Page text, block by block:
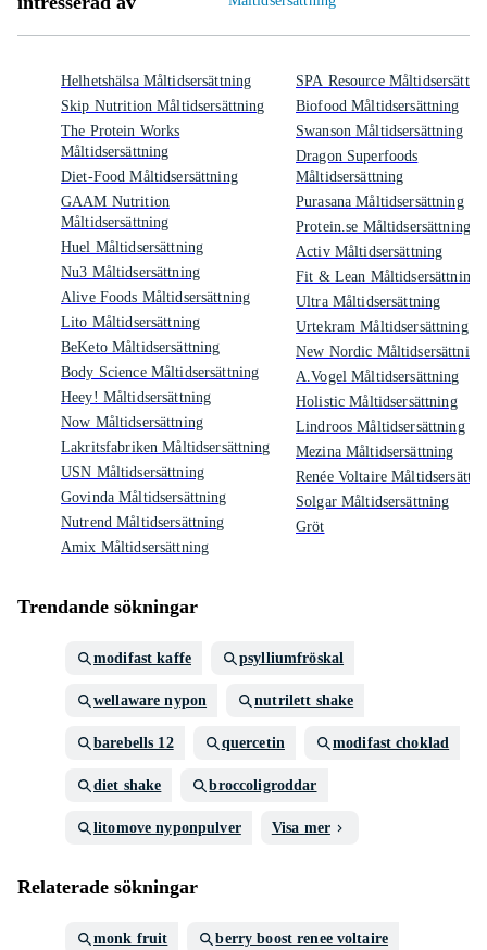
Helhetshälsa Måltidsersättning
Skip Nutrition Måltidsersättning
The Protein Works
Måltidsersättning
Diet-Food Måltidsersättning
GAAM Nutrition
Måltidsersättning
Huel Måltidsersättning
Nu3 Måltidsersättning
Alive Foods Måltidsersättning
Lito Måltidsersättning
BeKeto Måltidsersättning
Body Science Måltidsersättning
Heey! Måltidsersättning
Now Måltidsersättning
Lakritsfabriken Måltidsersättning
USN Måltidsersättning
Govinda Måltidsersättning
Nutrend Måltidsersättning
Amix Måltidsersättning
SPA Resource
Biofood Måltidsersättning
Swanson Måltidsersättning
Dragon Superfoods
Måltidsersättning
Purasana Måltidsersättning
Protein.se Måltidsersättning
Activ Måltidsersättning
Fit & Lean Måltidsersättning
Ultra Måltidsersättning
Urtekram Måltidsersättning
New Nordic Måltidsersättning
A.Vogel Måltidsersättning
Holistic Måltidsersättning
Lindroos Måltidsersättning
Mezina Måltidsersättning
Renée Voltaire
Solgar Måltidsersättning
Gröt
Trendande sökningar
modifast kaffe psylliumfröskal
wellaware nypon nutrilett shake
barebells 12 quercetin modifast choklad
diet shake broccoligroddar
litomove nyponpulver Visa mer
Relaterade sökningar
monk fruit berry boost renee voltaire